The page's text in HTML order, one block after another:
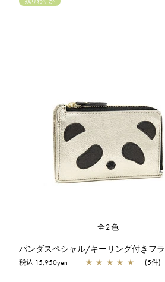
全2色
税込 15,950yen ★ ★ ★ ★ ★ (5件)